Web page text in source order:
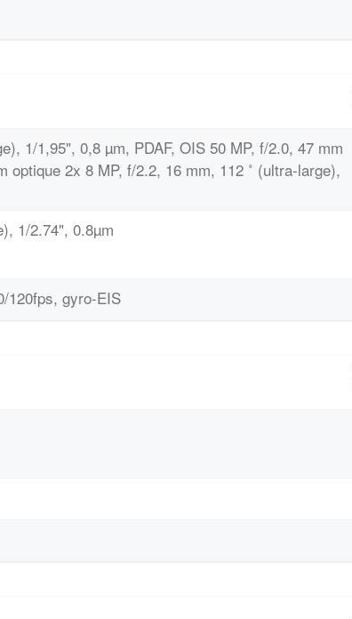
1/1,95", 0,8 µm, PDAF, OIS 50 MP, f/2.0, 47 mm
optique 2x 8 MP, f/2.2, 16 mm, 112 ˚ (ultra-large),
1/2.74", 0.8µm
120fps, gyro-EIS